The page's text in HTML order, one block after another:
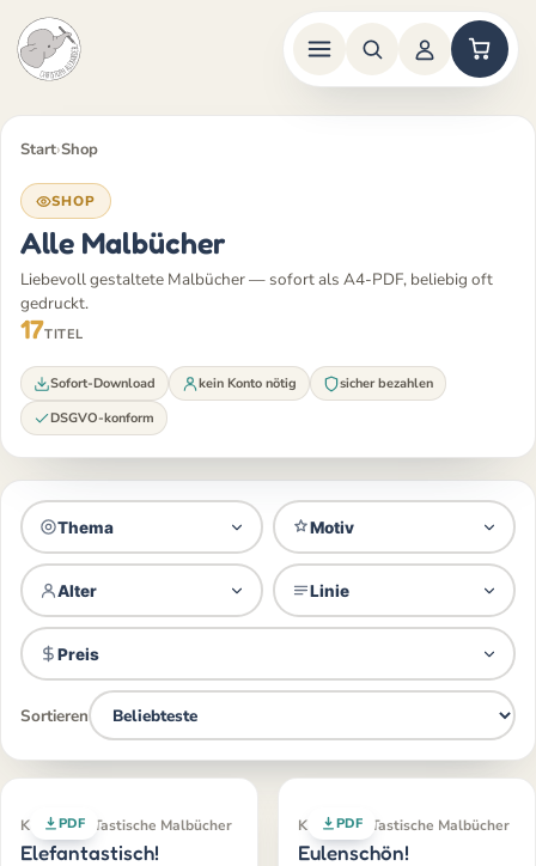
Inhalt
Start›Shop
SHOP
Alle Malbücher
Liebevoll gestaltete Malbücher — sofort als A4-PDF, beliebig oft
gedruckt.
17TITEL
Sofort-Download kein Konto nötig
sicher bezahlen
DSGVO-konform
Thema Motiv
Alter Linie
Preis
Sortieren
PDF
Klassiker · Tastische Malbücher
Elefantastisch!
PDF
Klassiker · Tastische Malbücher
Eulenschön!